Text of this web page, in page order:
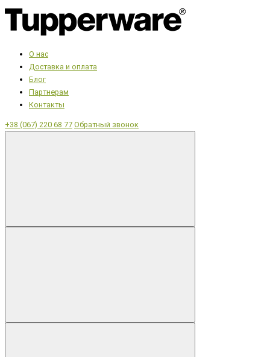
О нас
Доставка и оплата
Блог
Партнерам
Контакты
+38 (067) 220 68 77 Обратный звонок